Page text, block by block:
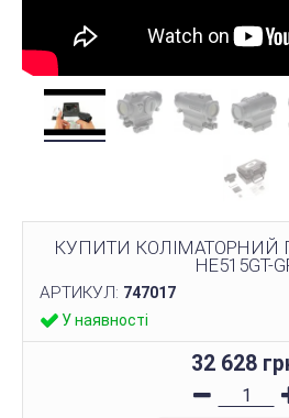
КУПИТИ КОЛІМАТОРНИЙ
HE515GT-
АРТИКУЛ: 747017
У наявності
32 628